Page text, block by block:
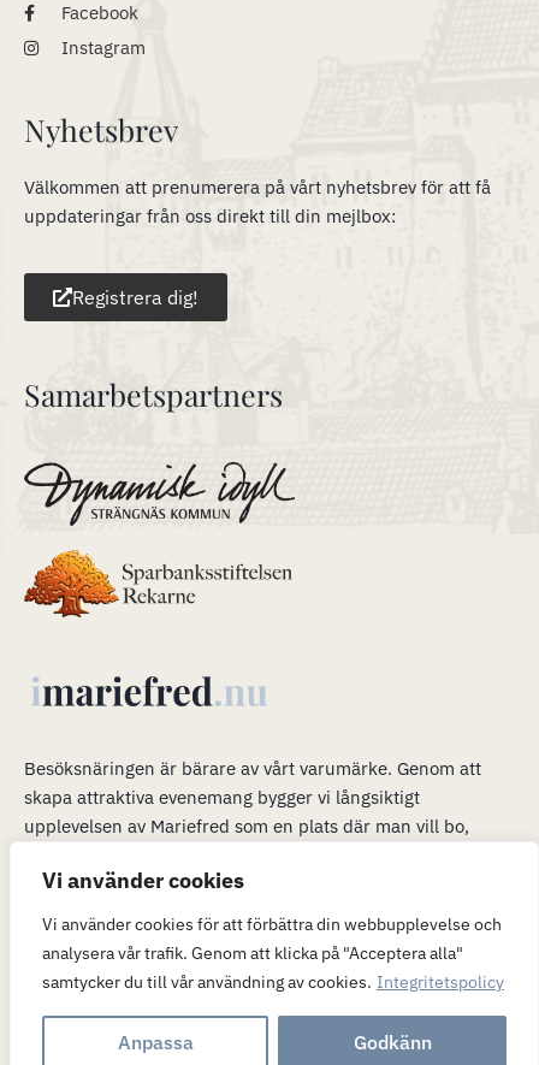
Vi använder cookies
Vi använder cookies för att förbättra din webbupplevelse och
analysera vår trafik. Genom att klicka på "Acceptera alla"
samtycker du till vår användning av cookies. Integritetspolicy
Anpassa Godkänn
Facebook
Instagram
Nyhetsbrev
Välkommen att prenumerera på vårt nyhetsbrev för att få
uppdateringar från oss direkt till din mejlbox:
Registrera dig!
Samarbetspartners
Besöksnäringen är bärare av vårt varumärke. Genom att
skapa attraktiva evenemang bygger vi långsiktigt
upplevelsen av Mariefred som en plats där man vill bo,
bara ett trevligt besök. När många är i Mariefred kan vi
passa på att marknadsföra möjligheterna att flytta hit och
(eller) verka här.